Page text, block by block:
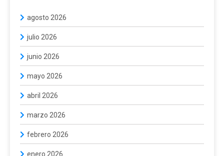
agosto 2026
julio 2026
junio 2026
mayo 2026
abril 2026
marzo 2026
febrero 2026
enero 2026